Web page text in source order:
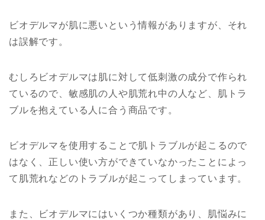
ビオデルマが肌に悪いという情報がありますが、それ
は誤解です。
むしろビオデルマは肌に対して低刺激の成分で作られ
ているので、敏感肌の人や肌荒れ中の人など、肌トラ
ブルを抱えている人に合う商品です。
ビオデルマを使用することで肌トラブルが起こるので
はなく、正しい使い方ができていなかったことによっ
て肌荒れなどのトラブルが起こってしまっています。
また、ビオデルマにはいくつか種類があり、肌悩みに